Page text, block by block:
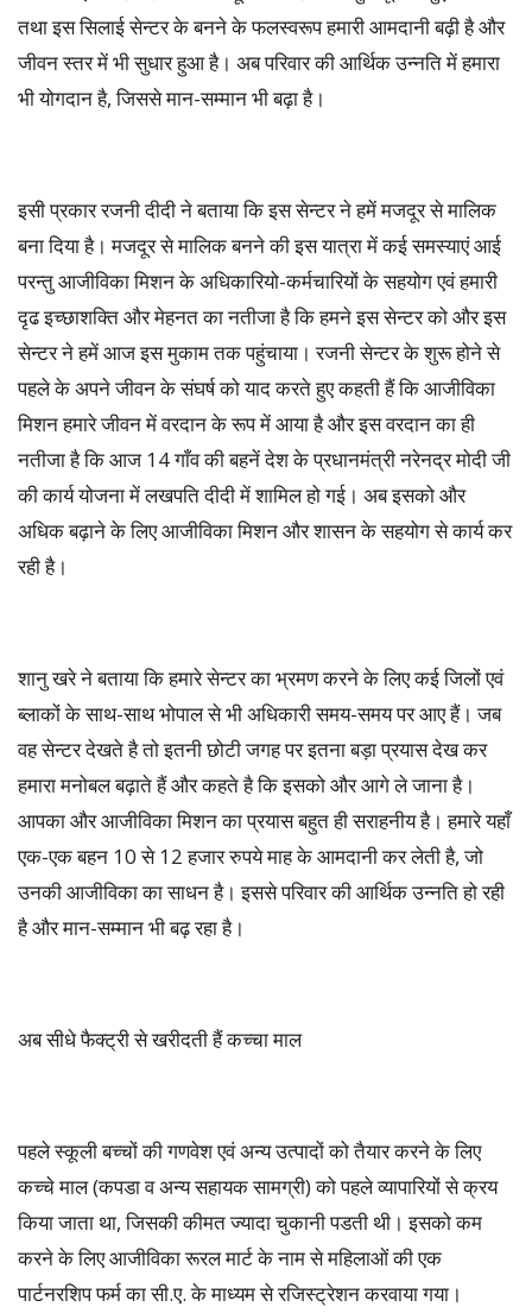
तथा इस सिलाई सेन्टर के बनने के फलस्वरूप हमारी आमदानी बढ़ी है और
जीवन स्तर में भी सुधार हुआ है। अब परिवार की आर्थिक उन्नति में हमारा
भी योगदान है, जिससे मान-सम्मान भी बढ़ा है।
इसी प्रकार रजनी दीदी ने बताया कि इस सेन्टर ने हमें मजदूर से मालिक
बना दिया है। मजदूर से मालिक बनने की इस यात्रा में कई समस्याएं आई
परन्तु आजीविका मिशन के अधिकारियो-कर्मचारियों के सहयोग एवं हमारी
दृढ इच्छाशक्ति और मेहनत का नतीजा है कि हमने इस सेन्टर को और इस
सेन्टर ने हमें आज इस मुकाम तक पहुंचाया। रजनी सेन्टर के शुरू होने से
पहले के अपने जीवन के संघर्ष को याद करते हुए कहती हैं कि आजीविका
मिशन हमारे जीवन में वरदान के रूप में आया है और इस वरदान का ही
नतीजा है कि आज 14 गाँव की बहनें देश के प्रधानमंत्री नरेनद्र मोदी जी
की कार्य योजना में लखपति दीदी में शामिल हो गई। अब इसको और
अधिक बढ़ाने के लिए आजीविका मिशन और शासन के सहयोग से कार्य कर
रही है।
शानु खरे ने बताया कि हमारे सेन्टर का भ्रमण करने के लिए कई जिलों एवं
ब्लाकों के साथ-साथ भोपाल से भी अधिकारी समय-समय पर आए हैं। जब
वह सेन्टर देखते है तो इतनी छोटी जगह पर इतना बड़ा प्रयास देख कर
हमारा मनोबल बढ़ाते हैं और कहते है कि इसको और आगे ले जाना है।
आपका और आजीविका मिशन का प्रयास बहुत ही सराहनीय है। हमारे यहाँ
एक-एक बहन 10 से 12 हजार रुपये माह के आमदानी कर लेती है, जो
उनकी आजीविका का साधन है। इससे परिवार की आर्थिक उन्नति हो रही
है और मान-सम्मान भी बढ़ रहा है।
अब सीधे फैक्ट्री से खरीदती हैं कच्चा माल
पहले स्कूली बच्चों की गणवेश एवं अन्य उत्पादों को तैयार करने के लिए
कच्चे माल (कपडा व अन्य सहायक सामग्री) को पहले व्यापारियों से क्रय
किया जाता था, जिसकी कीमत ज्यादा चुकानी पडती थी। इसको कम
करने के लिए आजीविका रूरल मार्ट के नाम से महिलाओं की एक
पार्टनरशिप फर्म का सी.ए. के माध्यम से रजिस्ट्रेशन करवाया गया।